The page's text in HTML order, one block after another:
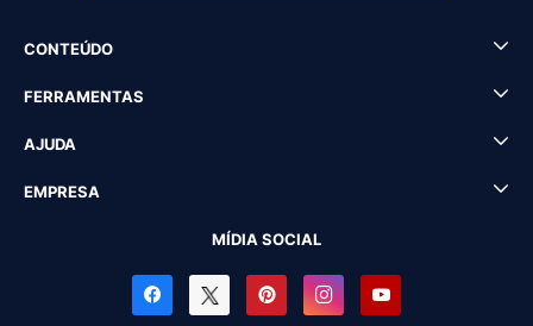
CONTEÚDO
FERRAMENTAS
AJUDA
EMPRESA
MÍDIA SOCIAL